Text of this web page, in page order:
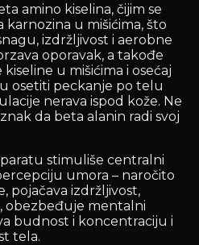
amino kiselina, čijim se
karnozina u mišićima, što
izdržljivost i aerobne
oporavak, a takođe
u mišićima i osećaj
osetiti peckanje po telu
nerava ispod kože. Ne
da beta alanin radi svoj
stimuliše centralni
umora – naročito
pojačava izdržljivost,
obezbeđuje mentalni
budnost i koncentraciju i
tela.